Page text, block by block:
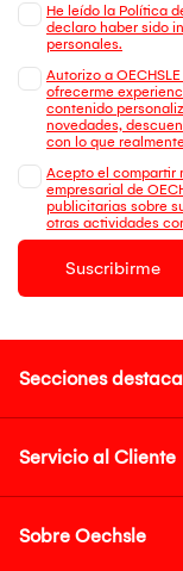
He leído la Política
declaro haber sido
personales.
Autorizo a
ofrecerme
contenido
novedades,
con lo que
Acepto el compartir
empresarial de
publicitarias sobre
otras actividades
Suscribirme
Secciones
Servicio al Cliente
Sobre Oechsle